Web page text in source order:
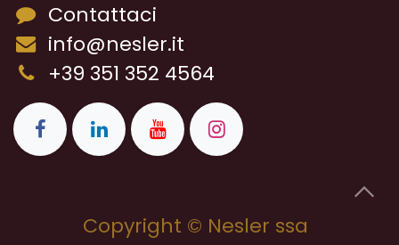
Contattaci
info@nesler.it
+39 351 352 4564
Copyright © Nesler ssa